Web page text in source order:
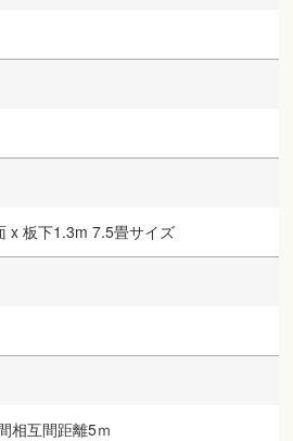
x 板下1.3m 7.5畳サイズ
互間距離5ｍ